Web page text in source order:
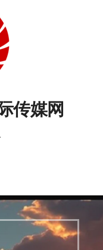
传媒网